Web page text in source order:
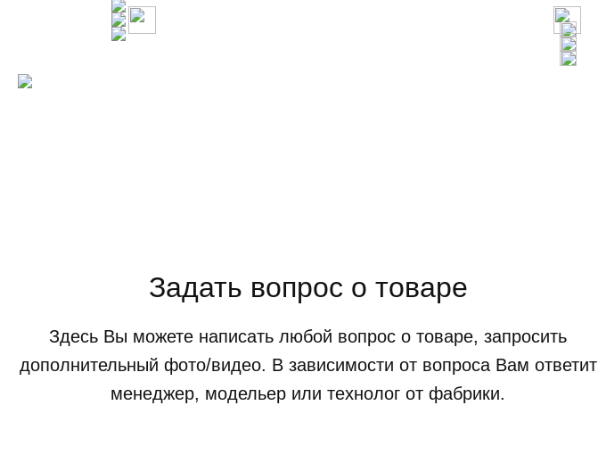
Задать вопрос о товаре
Здесь Вы можете написать любой вопрос о товаре, запросить
дополнительный фото/видео. В зависимости от вопроса Вам ответит
менеджер, модельер или технолог от фабрики.